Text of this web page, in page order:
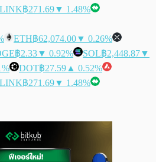
LINK฿271.69▼ 1.48%
ETH฿62,074.00▼ 0.26%
฿2.33▼ 0.92% SOL฿2,448.87▼
DOT฿27.59 ▲ 0.52%
LINK฿271.69▼ 1.48%